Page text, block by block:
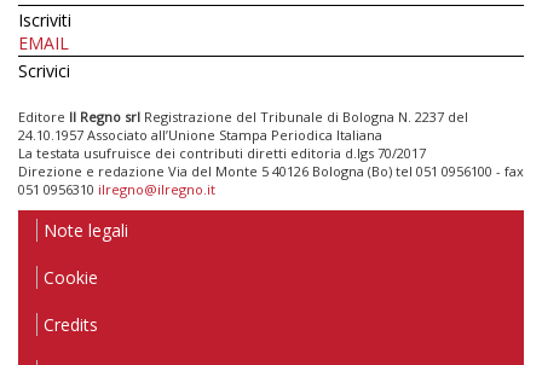
Iscriviti
EMAIL
Scrivici
Editore Il Regno srl Registrazione del Tribunale di Bologna N. 2237 del
24.10.1957 Associato all’Unione Stampa Periodica Italiana
La testata usufruisce dei contributi diretti editoria d.lgs 70/2017
Direzione e redazione Via del Monte 5 40126 Bologna (Bo) tel 051 0956100 - fax
051 0956310 ilregno@ilregno.it
Note legali
Cookie
Credits